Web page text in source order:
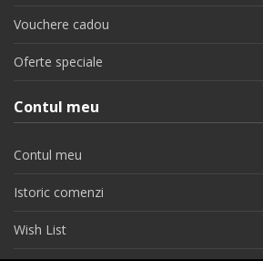
Vouchere cadou
Oferte speciale
Contul meu
Contul meu
Istoric comenzi
Wish List